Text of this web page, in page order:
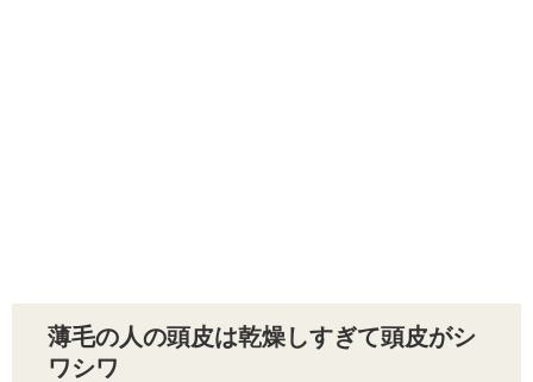
薄毛の人の頭皮は乾燥しすぎて頭皮がシ
ワシワ